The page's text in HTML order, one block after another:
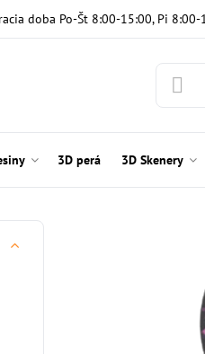
doba Po-Št 8:00-15:00, Pi 8:00-
3D perá 3D Skenery